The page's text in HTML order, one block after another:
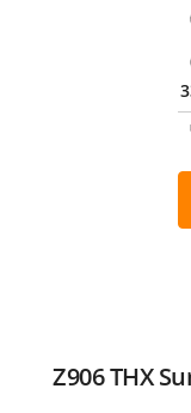
Z906 THX